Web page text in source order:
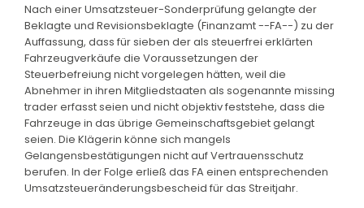
Nach einer Umsatzsteuer-Sonderprüfung gelangte der
Beklagte und Revisionsbeklagte (Finanzamt --FA--) zu der
Auffassung, dass für sieben der als steuerfrei erklärten
Fahrzeugverkäufe die Voraussetzungen der
Steuerbefreiung nicht vorgelegen hätten, weil die
Abnehmer in ihren Mitgliedstaaten als sogenannte missing
trader erfasst seien und nicht objektiv feststehe, dass die
Fahrzeuge in das übrige Gemeinschaftsgebiet gelangt
seien. Die Klägerin könne sich mangels
Gelangensbestätigungen nicht auf Vertrauensschutz
berufen. In der Folge erließ das FA einen entsprechenden
Umsatzsteueränderungsbescheid für das Streitjahr.